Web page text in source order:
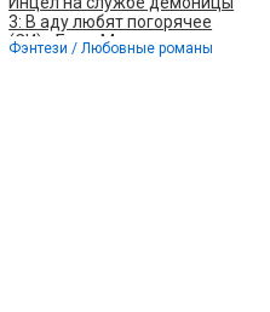
3: В аду любят погорячее
(СИ) - Блум М.
Фэнтези / Любовные романы